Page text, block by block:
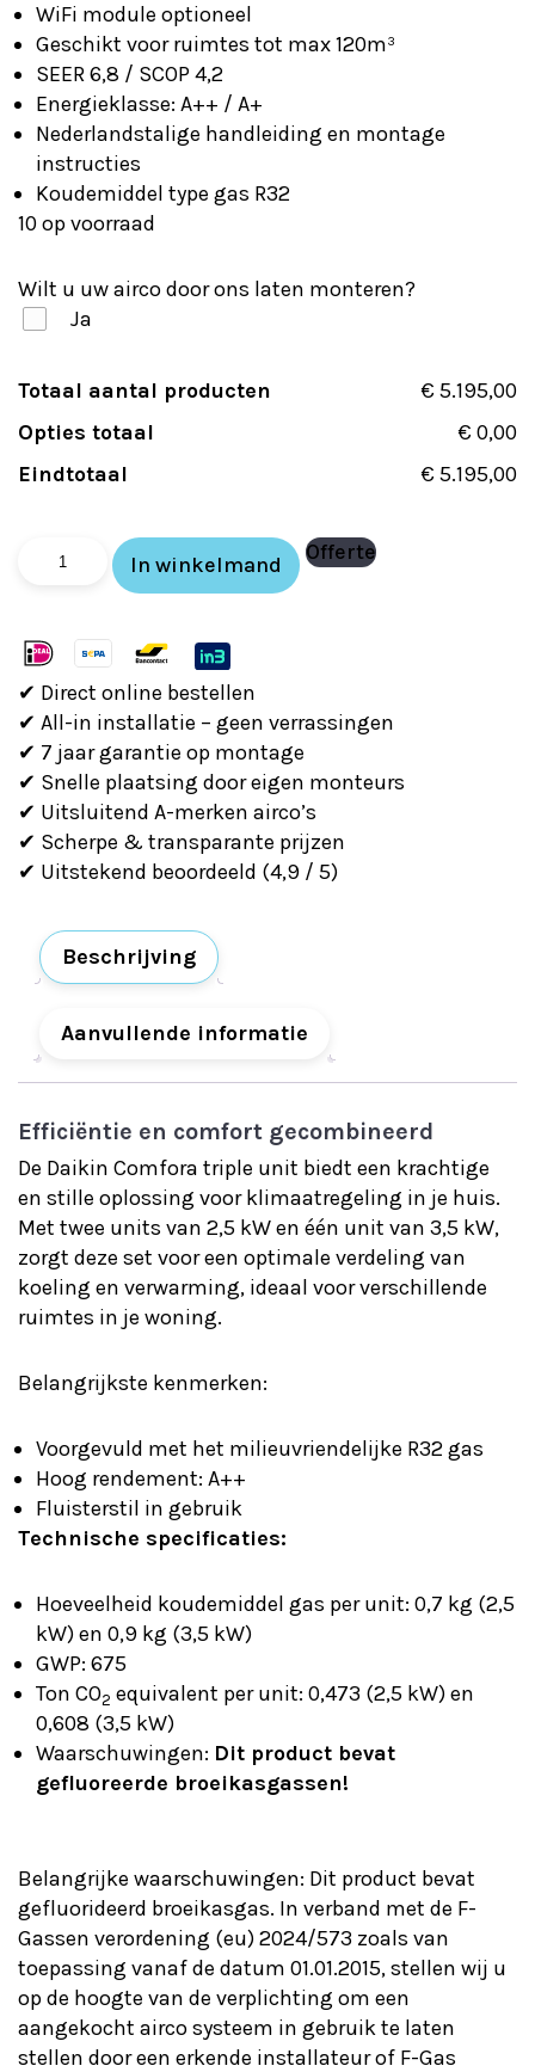
WiFi module optioneel
Geschikt voor ruimtes tot max 120m³
SEER 6,8 / SCOP 4,2
Energieklasse: A++ / A+
Nederlandstalige handleiding en montage
instructies
Koudemiddel type gas R32
10 op voorraad
Wilt u uw airco door ons laten monteren?
Ja
Totaal aantal producten
€ 5.195,00
Opties totaal
€ 0,00
Eindtotaal
€ 5.195,00
Daikin
2x
2,5
en
1x
3,5kw
aantal
In winkelmand Offerte
✔ Direct online bestellen
✔ All-in installatie – geen verrassingen
✔ 7 jaar garantie op montage
✔ Snelle plaatsing door eigen monteurs
✔ Uitsluitend A-merken airco’s
✔ Scherpe & transparante prijzen
✔ Uitstekend beoordeeld (4,9 / 5)
Beschrijving
Aanvullende informatie
Efficiëntie en comfort gecombineerd
De Daikin Comfora triple unit biedt een krachtige
en stille oplossing voor klimaatregeling in je huis.
Met twee units van 2,5 kW en één unit van 3,5 kW,
zorgt deze set voor een optimale verdeling van
koeling en verwarming, ideaal voor verschillende
ruimtes in je woning.
Belangrijkste kenmerken:
Voorgevuld met het milieuvriendelijke R32 gas
Hoog rendement: A++
Fluisterstil in gebruik
Technische specificaties:
Hoeveelheid koudemiddel gas per unit: 0,7 kg (2,5
kW) en 0,9 kg (3,5 kW)
GWP: 675
Ton CO2 equivalent per unit: 0,473 (2,5 kW) en
0,608 (3,5 kW)
Waarschuwingen: Dit product bevat
gefluoreerde broeikasgassen!
Belangrijke waarschuwingen: Dit product bevat
gefluorideerd broeikasgas. In verband met de F-
Gassen verordening (eu) 2024/573 zoals van
toepassing vanaf de datum 01.01.2015, stellen wij u
op de hoogte van de verplichting om een
aangekocht airco systeem in gebruik te laten
stellen door een erkende installateur of F-Gas